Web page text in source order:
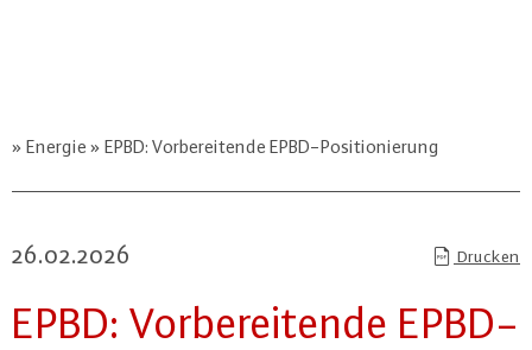
Energie EPBD: Vorbereitende EPBD-Positionierung
26.02.2026 Drucken
EPBD: Vor­be­rei­ten­de EPBD-